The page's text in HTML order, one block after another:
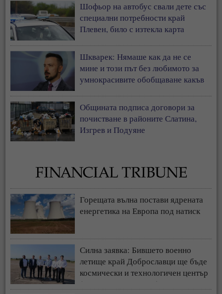
Шофьор на автобус свали дете със
специални потребности край
Плевен, било с изтекла карта
Шкварек: Нямаше как да не се
мине и този път без любимото за
умнокрасивите обобщаване какъв
антисемити сме българите
Общината подписа договори за
почистване в районите Слатина,
Изгрев и Подуяне
Горещата вълна постави ядрената
енергетика на Европа под натиск
Силна заявка: Бившето военно
летище край Доброславци ще бъде
космически и технологичен център
(СНИМКИ + ВИДЕО)